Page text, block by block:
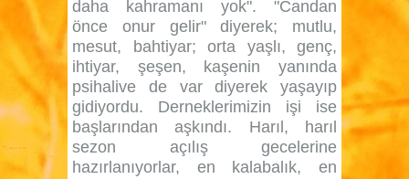
daha kahramanı yok". "Candan
önce onur gelir" diyerek; mutlu,
mesut, bahtiyar; orta yaşlı, genç,
ihtiyar, şeşen, kaşenin yanında
psihalive de var diyerek yaşayıp
gidiyordu. Derneklerimizin işi ise
başlarından aşkındı. Harıl, harıl
sezon açılış gecelerine
hazırlanıyorlar, en kalabalık, en